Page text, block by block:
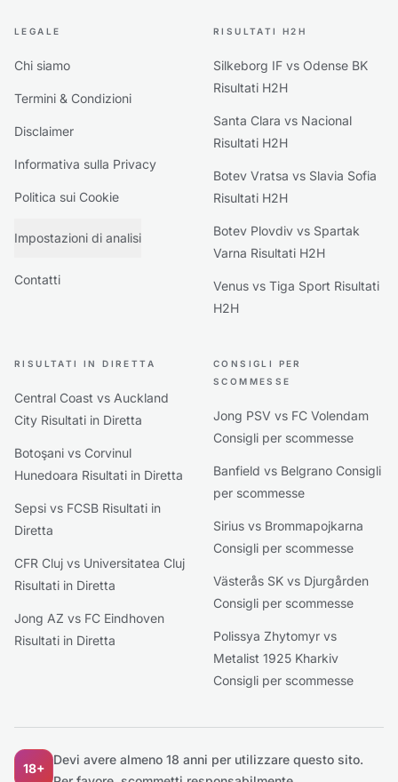
LEGALE
Chi siamo
Termini & Condizioni
Disclaimer
Informativa sulla Privacy
Politica sui Cookie
Impostazioni di analisi
Contatti
RISULTATI H2H
Silkeborg IF vs Odense BK
Risultati H2H
Santa Clara vs Nacional
Risultati H2H
Botev Vratsa vs Slavia Sofia
Risultati H2H
Botev Plovdiv vs Spartak
Varna Risultati H2H
Venus vs Tiga Sport Risultati
H2H
RISULTATI IN DIRETTA
Central Coast vs Auckland
City Risultati in Diretta
Botoşani vs Corvinul
Hunedoara Risultati in Diretta
Sepsi vs FCSB Risultati in
Diretta
CFR Cluj vs Universitatea Cluj
Risultati in Diretta
Jong AZ vs FC Eindhoven
Risultati in Diretta
CONSIGLI PER
SCOMMESSE
Jong PSV vs FC Volendam
Consigli per scommesse
Banfield vs Belgrano Consigli
per scommesse
Sirius vs Brommapojkarna
Consigli per scommesse
Västerås SK vs Djurgården
Consigli per scommesse
Polissya Zhytomyr vs
Metalist 1925 Kharkiv
Consigli per scommesse
18+
Devi avere almeno 18 anni per utilizzare questo sito.